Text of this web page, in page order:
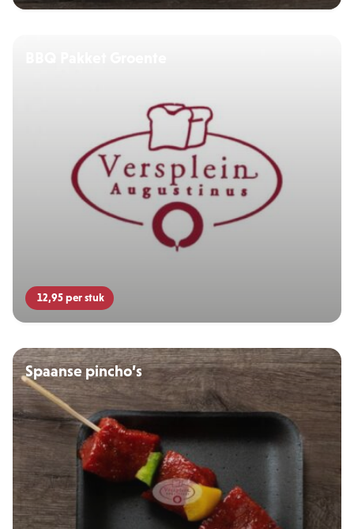
12,95per stuk
Spaanse pincho’s